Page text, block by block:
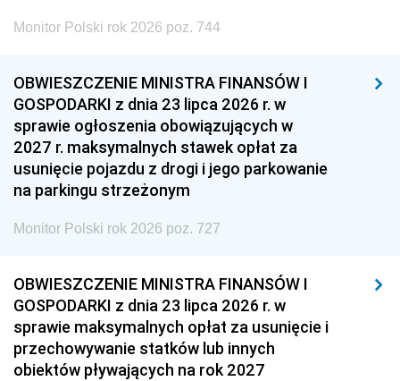
Monitor Polski rok 2026 poz. 744
OBWIESZCZENIE MINISTRA FINANSÓW I
GOSPODARKI z dnia 23 lipca 2026 r. w
sprawie ogłoszenia obowiązujących w
2027 r. maksymalnych stawek opłat za
usunięcie pojazdu z drogi i jego parkowanie
na parkingu strzeżonym
Monitor Polski rok 2026 poz. 727
OBWIESZCZENIE MINISTRA FINANSÓW I
GOSPODARKI z dnia 23 lipca 2026 r. w
sprawie maksymalnych opłat za usunięcie i
przechowywanie statków lub innych
obiektów pływających na rok 2027